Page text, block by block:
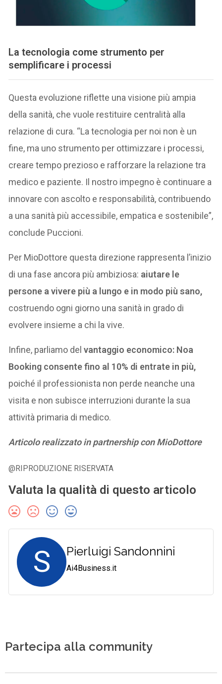
La tecnologia come strumento per
semplificare i processi
Questa evoluzione riflette una visione più ampia
della sanità, che vuole restituire centralità alla
relazione di cura. “La tecnologia per noi non è un
fine, ma uno strumento per ottimizzare i processi,
creare tempo prezioso e rafforzare la relazione tra
medico e paziente. Il nostro impegno è continuare a
innovare con ascolto e responsabilità, contribuendo
a una sanità più accessibile, empatica e sostenibile”,
conclude Puccioni.
Per MioDottore questa direzione rappresenta l’inizio
di una fase ancora più ambiziosa: aiutare le
persone a vivere più a lungo e in modo più sano,
costruendo ogni giorno una sanità in grado di
evolvere insieme a chi la vive.
Infine, parliamo del vantaggio economico: Noa
Booking consente fino al 10% di entrate in più,
poiché il professionista non perde neanche una
visita e non subisce interruzioni durante la sua
attività primaria di medico.
Articolo realizzato in partnership con MioDottore
@RIPRODUZIONE RISERVATA
Valuta la qualità di questo articolo
S Pierluigi Sandonnini
Ai4Business.it
Partecipa alla community